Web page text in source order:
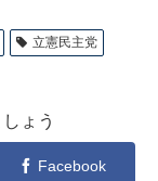
立憲民主党
ょう
Facebook